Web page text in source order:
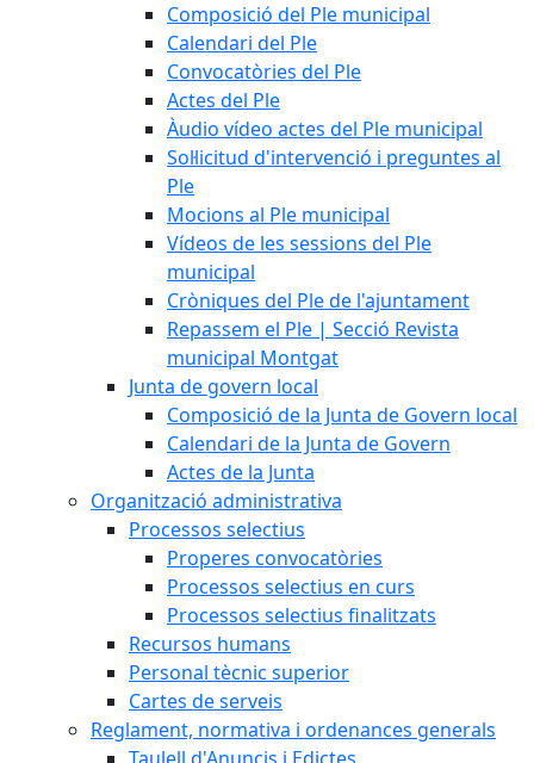
Composició del Ple municipal
Calendari del Ple
Convocatòries del Ple
Actes del Ple
Àudio vídeo actes del Ple municipal
Sol·licitud d'intervenció i preguntes al
Ple
Mocions al Ple municipal
Vídeos de les sessions del Ple
municipal
Cròniques del Ple de l'ajuntament
Repassem el Ple | Secció Revista
municipal Montgat
Junta de govern local
Composició de la Junta de Govern local
Calendari de la Junta de Govern
Actes de la Junta
Organització administrativa
Processos selectius
Properes convocatòries
Processos selectius en curs
Processos selectius finalitzats
Recursos humans
Personal tècnic superior
Cartes de serveis
Reglament, normativa i ordenances generals